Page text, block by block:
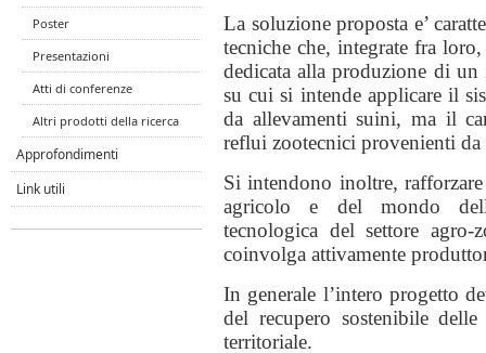
La soluzione proposta e’
tecniche che, integrate fra
dedicata alla produzione di
su cui si intende applicare il
da allevamenti suini, ma il
reflui zootecnici provenienti
Si intendono inoltre,
agricolo e del mondo
tecnologica del settore agro-
coinvolga attivamente
In generale l’intero progetto
del recupero sostenibile
territoriale.
Poster
Presentazioni
Atti di conferenze
Altri prodotti della ricerca
Approfondimenti
Link utili